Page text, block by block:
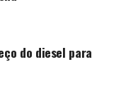
do diesel para